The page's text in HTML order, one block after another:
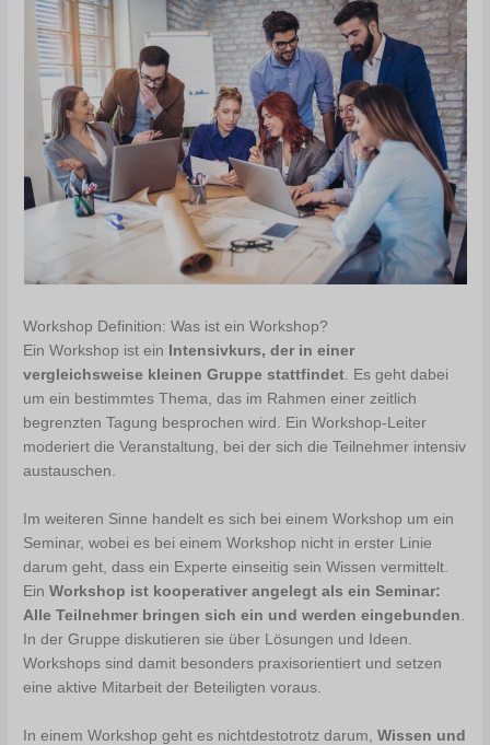
Workshop Definition: Was ist ein Workshop?
Ein Workshop ist ein
Intensivkurs, der in einer
vergleichsweise kleinen Gruppe stattfindet . Es geht dabei
um ein bestimmtes Thema, das im Rahmen einer zeitlich
begrenzten Tagung besprochen wird. Ein Workshop-Leiter
moderiert die Veranstaltung, bei der sich die Teilnehmer intensiv
austauschen.
Im weiteren Sinne handelt es sich bei einem Workshop um ein
Seminar, wobei es bei einem Workshop nicht in erster Linie
darum geht, dass ein Experte einseitig sein Wissen vermittelt.
EinWorkshop ist kooperativer angelegt als ein Seminar:
Alle Teilnehmer bringen sich ein und werden eingebunden
In der Gruppe diskutieren sie über Lösungen und Ideen.
Workshops sind damit besonders praxisorientiert und setzen
eine aktive Mitarbeit der Beteiligten voraus.
In einem Workshop geht es nichtdestotrotz darum,Wissen und